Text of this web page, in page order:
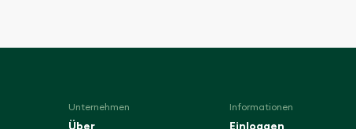
Unternehmen
Über
Informationen
Einloggen